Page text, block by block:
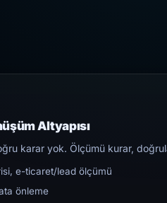
Altyapısı
karar yok. Ölçümü kurar,
e-ticaret/lead ölçümü
önleme